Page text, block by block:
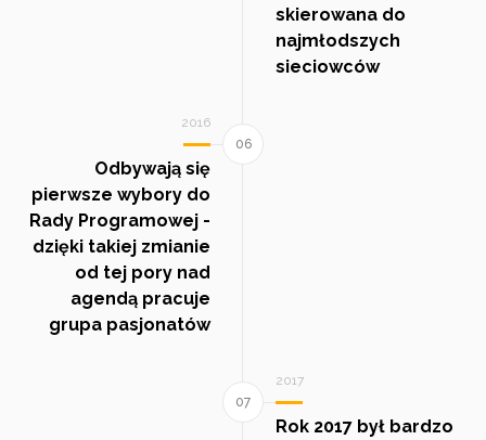
skierowana do
najmłodszych
sieciowców
2016
Odbywają się
pierwsze wybory do
Rady Programowej -
dzięki takiej zmianie
od tej pory nad
agendą pracuje
grupa pasjonatów
2017
Rok 2017 był bardzo